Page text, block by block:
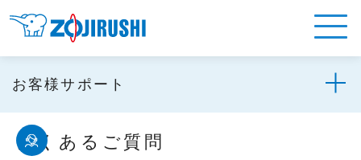
お客様サポート
よくあるご質問